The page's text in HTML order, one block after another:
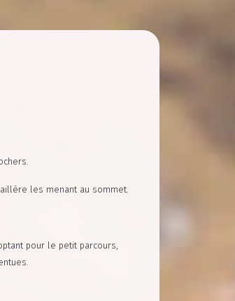
les menant au sommet.
pour le petit parcours,